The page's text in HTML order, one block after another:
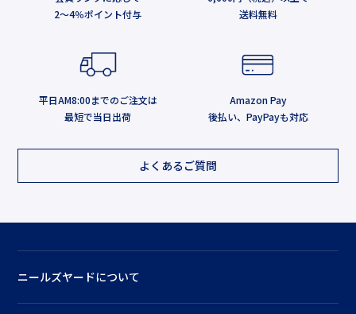
2～4％ポイント付与
送料無料
平日AM8:00までのご注文は
最短で当日出荷
Amazon Pay
後払い、PayPayも対応
よくあるご質問
ニールズヤードについて